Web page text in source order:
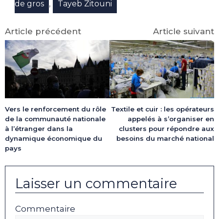
de gros , Tayeb Zitouni
Article précédent
Vers le renforcement du rôle
de la communauté nationale
à l’étranger dans la
dynamique économique du
pays
Article suivant
Textile et cuir : les opérateurs
appelés à s’organiser en
clusters pour répondre aux
besoins du marché national
Laisser un commentaire
Commentaire